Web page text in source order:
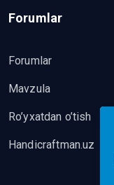
Forumlar
Forumlar
Mavzula
Ro’yxatdan o’tish
Handicraftman.uz